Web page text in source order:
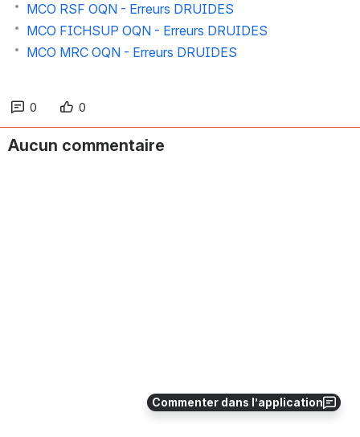
Commenter dans l’application
MCO RSF OQN - Erreurs DRUIDES
MCO FICHSUP OQN - Erreurs DRUIDES
MCO MRC OQN - Erreurs DRUIDES
0 0
Aucun commentaire